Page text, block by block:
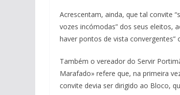
Acrescentam, ainda, que tal convite
vozes incómodas” dos seus eleitos,
haver pontos de vista convergentes”
Também o vereador do Servir
Marafado» refere que, na primeira
convite devia ser dirigido ao Bloco,